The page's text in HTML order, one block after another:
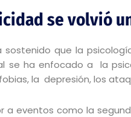
se volvió
sostenido que la
se ha enfocado a la
la depresión, los
a eventos como la